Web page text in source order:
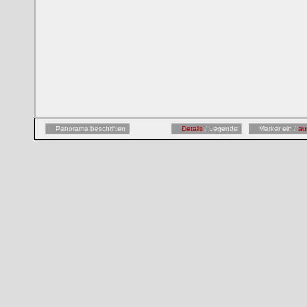
Panorama beschriften Details / Legende Marker ein /